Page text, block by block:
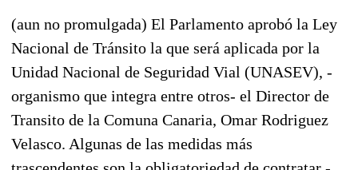
(aun no promulgada) El Parlamento aprobó la Ley
Nacional de Tránsito la que será aplicada por la
Unidad Nacional de Seguridad Vial (UNASEV), -
organismo que integra entre otros- el Director de
Transito de la Comuna Canaria, Omar Rodriguez
Velasco. Algunas de las medidas más